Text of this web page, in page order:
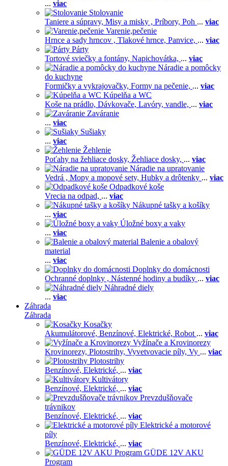
... viac
Stolovanie
Taniere a súpravy, Misy a misky , Príbory, Poh ... viac
Varenie,pečenie
Hrnce a sady hrncov , Tlakové hrnce, Panvice, ... viac
Párty
Tortové sviečky a fontány, Napichovátka, ... viac
Náradie a pomôcky
do kuchyne
Formičky a vykrajovačky, Formy na pečenie, ... viac
Kúpelňa a WC
Koše na prádlo, Dávkovače, Lavóry, vandle, ... viac
Zaváranie
... viac
Sušiaky
... viac
Žehlenie
Poťahy na žehliace dosky, Žehliace dosky, ... viac
Náradie na upratovanie
Vedrá , Mopy a mopové sety, Hubky a drôtenky ... viac
Odpadkové koše
Vrecia na odpad, ... viac
Nákupné tašky a košíky
... viac
Úložné boxy a vaky
... viac
Balenie a obalový
material
... viac
Doplnky do domácnosti
Ochranné doplnky , Nástenné hodiny a budíky ... viac
Náhradné diely
... viac
Záhrada
Záhrada
Kosačky
Akumulátorové, Benzínové, Elektrické, Robot ... viac
Vyžínače a Krovinorezy
Krovinorezy, Plotostrihy, Vyvetvovacie píly, Vy ... viac
Plotostrihy
Benzínové, Elektrické, ... viac
Kultivátory
Benzínové, Elektrické, ... viac
Prevzdušňovače
trávnikov
Benzínové, Elektrické, ... viac
Elektrické a motorové
píly
Benzínové, Elektrické, ... viac
GÜDE 12V AKU
Program